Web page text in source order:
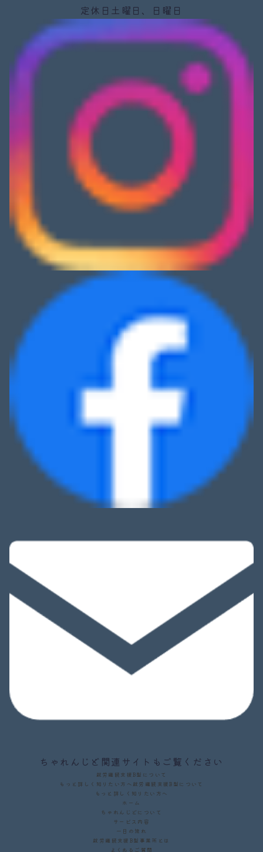
定休日 土曜日、日曜日
ちゃれんじど関連サイトもご覧ください
就労継続支援B型について
もっと詳しく知りたい方へ 就労継続支援B型について
もっと詳しく知りたい方へ
ホーム
ちゃれんじどについて
サービス内容
一日の流れ
就労継続支援B型事業所とは
よくあるご質問